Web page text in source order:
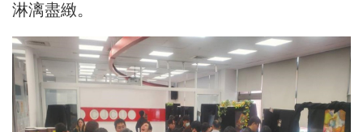
淋漓盡緻。